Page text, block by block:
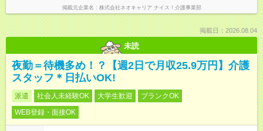
掲載元企業名 株式会社ネオキャリア ナイス！介護事業部
掲載日：2026.08.04
未読
夜勤＝待機多め！？【週2日で月収25.9万円】介護
スタッフ＊日払いOK!
派遣 社会人未経験OK 大学生歓迎
ブランクOK
WEB登録・面接OK